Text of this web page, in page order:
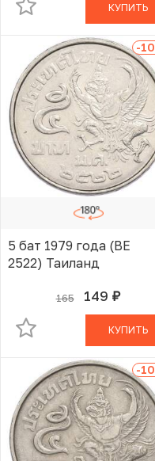
КУПИТЬ
-10
5 бат 1979 года (BE
2522) Таиланд
165 149 руб.
В КОРЗИНЕ
КУПИТЬ
-10